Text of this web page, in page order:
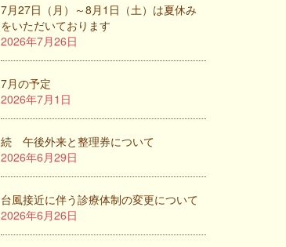
7月27日（月）～8月1日（土）は夏休み
をいただいております
2026年7月26日
7月の予定
2026年7月1日
続 午後外来と整理券について
2026年6月29日
台風接近に伴う診療体制の変更について
2026年6月26日